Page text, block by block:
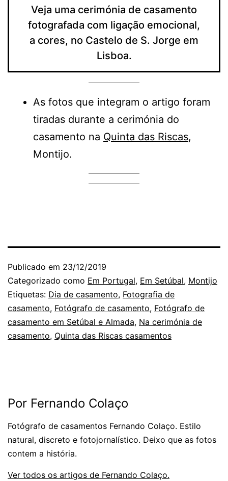
Veja uma cerimónia de casamento
fotografada com ligação emocional,
a cores, no Castelo de S. Jorge em
Lisboa.
As fotos que integram o artigo foram
tiradas durante a cerimónia do
casamento na Quinta das Riscas,
Montijo.
Publicado em 23/12/2019
Categorizado como Em Portugal, Em Setúbal, Montijo
Etiquetas: Dia de casamento, Fotografia de
casamento, Fotógrafo de casamento, Fotógrafo de
casamento em Setúbal e Almada, Na cerimónia de
casamento, Quinta das Riscas casamentos
Por Fernando Colaço
Fotógrafo de casamentos Fernando Colaço. Estilo
natural, discreto e fotojornalístico. Deixo que as fotos
contem a história.
Ver todos os artigos de Fernando Colaço.